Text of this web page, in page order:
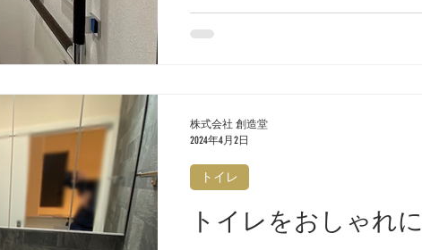
トイレをおしゃれに
トイレ
株式会社 創造堂
2024年4月2日